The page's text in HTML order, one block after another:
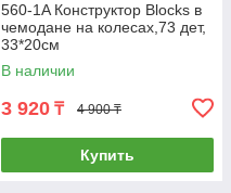
560-1A Конструктор Blocks в
чемодане на колесах,73 дет,
33*20см
В наличии
3 920 ₸ 4 900 ₸
Купить